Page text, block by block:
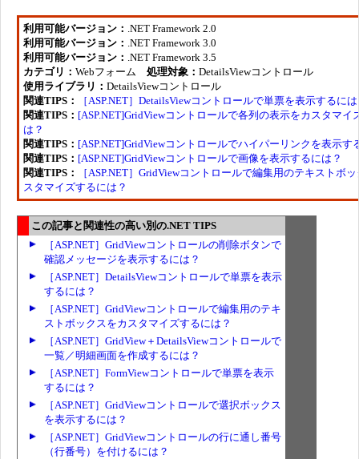
利用可能バージョン： .NET Framework 2.0
利用可能バージョン： .NET Framework 3.0
利用可能バージョン： .NET Framework 3.5
カテゴリ： Webフォーム 処理対象： DetailsViewコントロール
使用ライブラリ： DetailsViewコントロール
関連TIPS：
［ASP.NET］DetailsViewコントロールで単票を表示するに
関連TIPS： [ASP.NET]GridViewコントロールで各列の表示をカスタマイ
は？
関連TIPS： [ASP.NET]GridViewコントロールでハイパーリンクを表示す
関連TIPS： [ASP.NET]GridViewコントロールで画像を表示するには？
関連TIPS：
［ASP.NET］GridViewコントロールで編集用のテキストボ
スタマイズするには？
この記事と関連性の高い別の.NET TIPS
［ASP.NET］GridViewコントロールの削除ボタンで
確認メッセージを表示するには？
［ASP.NET］DetailsViewコントロールで単票を表示
するには？
［ASP.NET］GridViewコントロールで編集用のテキ
ストボックスをカスタマイズするには？
［ASP.NET］GridView＋DetailsViewコントロールで
一覧／明細画面を作成するには？
［ASP.NET］FormViewコントロールで単票を表示
するには？
［ASP.NET］GridViewコントロールで選択ボックス
を表示するには？
［ASP.NET］GridViewコントロールの行に通し番号
（行番号）を付けるには？